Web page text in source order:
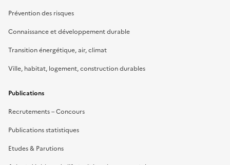
Prévention des risques
Connaissance et développement durable
Transition énergétique, air, climat
Ville, habitat, logement, construction durables
Publications
Recrutements – Concours
Publications statistiques
Etudes & Parutions